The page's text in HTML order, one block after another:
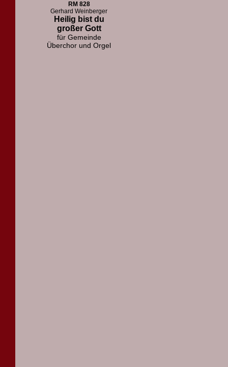
RM 828
Gerhard Weinberger
Heilig bist du
großer Gott
für Gemeinde
Überchor und Orgel